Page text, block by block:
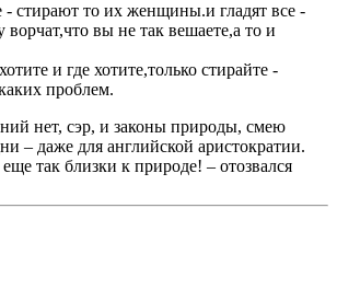
- стирают то их женщины.и гладят все -
вы не так вешаете,а то и
и где хотите,только стирайте -
проблем.
нет, сэр, и законы природы, смею
– даже для английской аристократии.
так близки к природе! – отозвался